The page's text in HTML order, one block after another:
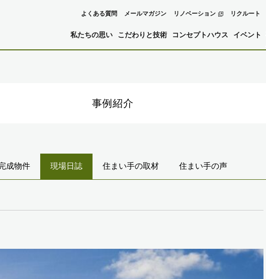
私たちの思い こだわりと技術 コンセプトハウス イベント
よくある質問 メールマガジン リノベーション リクルート
事例紹介
成物件 現場日誌 住まい手の取材 住まい手の声